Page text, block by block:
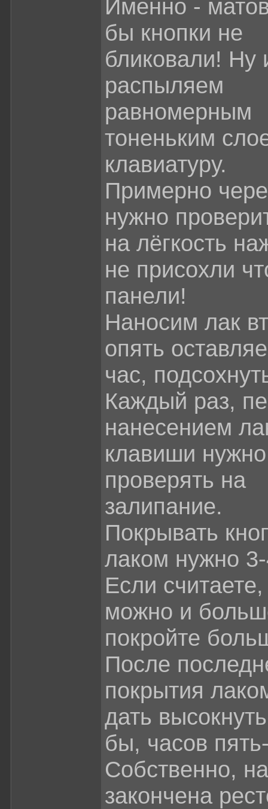
Именно -
бы кнопки не
бликовали! Ну
распыляем
равномерным
тоненьким
клавиатуру.
Примерно
нужно
на лёгкость
не присохли
панели!
Наносим лак
опять
час,
Каждый раз,
нанесением
клавиши нужно
проверять на
залипание.
Покрывать
лаком нужно
Если
можно и
покройте
После
покрытия
дать
бы, часов
Собственно,
закончена